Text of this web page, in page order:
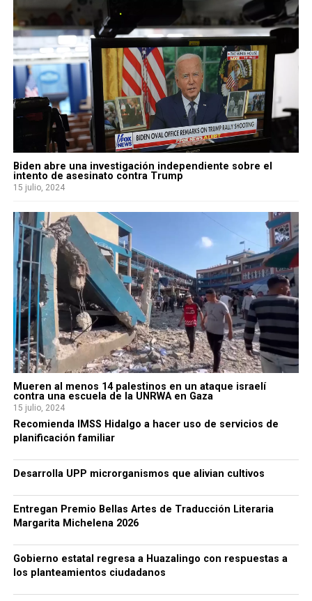
Biden abre una investigación independiente sobre el
intento de asesinato contra Trump
15 julio, 2024
Mueren al menos 14 palestinos en un ataque israelí
contra una escuela de la UNRWA en Gaza
15 julio, 2024
Recomienda IMSS Hidalgo a hacer uso de servicios de
planificación familiar
Desarrolla UPP microrganismos que alivian cultivos
Entregan Premio Bellas Artes de Traducción Literaria
Margarita Michelena 2026
Gobierno estatal regresa a Huazalingo con respuestas a
los planteamientos ciudadanos